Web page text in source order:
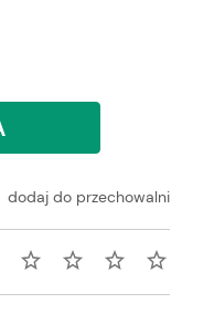
dodaj do przechowalni